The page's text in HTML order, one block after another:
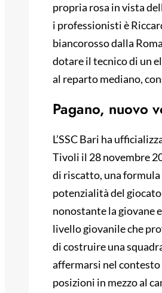
propria rosa in vista
i professionisti è
biancorosso dalla
dotare il tecnico di un
al reparto mediano,
Pagano, nuovo
L’SSC Bari ha
Tivoli il 28 novembre
di riscatto, una
potenzialità del
nonostante la giovane
livello giovanile che
di costruire una
affermarsi nel contesto
posizioni in mezzo al